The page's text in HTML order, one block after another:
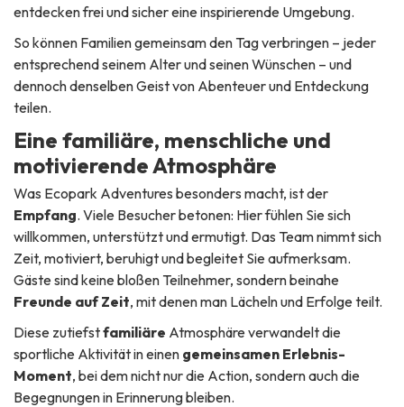
entdecken frei und sicher eine inspirierende Umgebung.
So können Familien gemeinsam den Tag verbringen – jeder
entsprechend seinem Alter und seinen Wünschen – und
dennoch denselben Geist von Abenteuer und Entdeckung
teilen.
Eine familiäre, menschliche und
motivierende Atmosphäre
Was Ecopark Adventures besonders macht, ist der
Empfang. Viele Besucher betonen: Hier fühlen Sie sich
willkommen, unterstützt und ermutigt. Das Team nimmt sich
Zeit, motiviert, beruhigt und begleitet Sie aufmerksam.
Gäste sind keine bloßen Teilnehmer, sondern beinahe
Freunde auf Zeit, mit denen man Lächeln und Erfolge teilt.
Diese zutiefstfamiliäre Atmosphäre verwandelt die
sportliche Aktivität in einen gemeinsamen Erlebnis-
Moment, bei dem nicht nur die Action, sondern auch die
Begegnungen in Erinnerung bleiben.